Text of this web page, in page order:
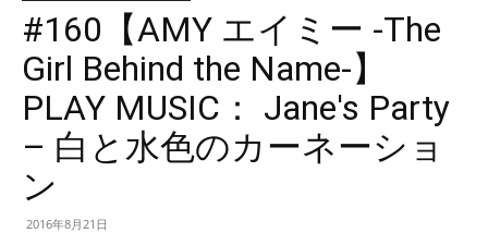
#160【AMY エイミー -The
Girl Behind the Name-】
PLAY MUSIC： Jane's Party
– 白と水色のカーネーショ
ン
2016年8月21日